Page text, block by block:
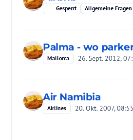
Gesperrt Allgemeine Fragen
Palma - wo
Mallorca 26. Sept. 2012,
Air Namibia
Airlines 20. Okt. 2007, 08:55